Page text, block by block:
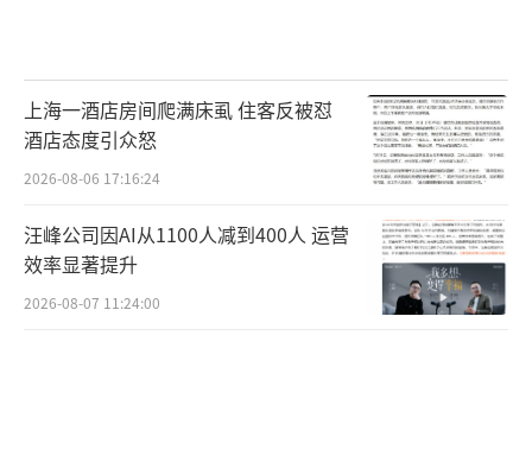
上海一酒店房间爬满床虱 住客反被怼
酒店态度引众怒
2026-08-06 17:16:24
汪峰公司因AI从1100人减到400人 运营
效率显著提升
2026-08-07 11:24:00